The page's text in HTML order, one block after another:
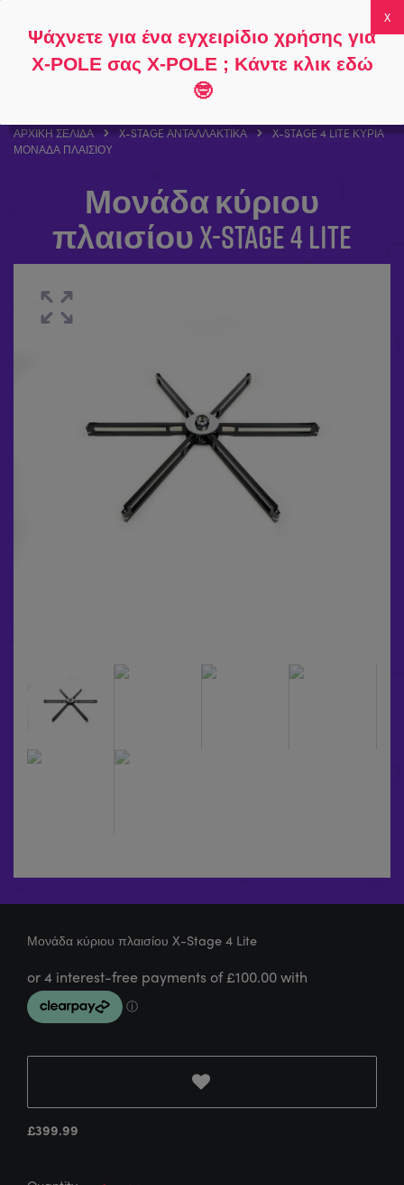
το
το
ερωτήσεις
μου
ΑΡΧΙΚΉ ΣΕΛΊΔΑ X-STAGE ΑΝΤΑΛΛΑΚΤΙΚΆ
X-STAGE 4 LITE ΚΎΡΙΑ
ΜΟΝΆΔΑ ΠΛΑΙΣΊΟΥ
Μονάδα κύριου
πλαισίου X-Stage 4 Lite
Μονάδα κύριου πλαισίου X-Stage 4 Lite
£399.99
Ψάχνετε για ένα εγχειρίδιο χρήσης για
X-POLE σας X-POLE ; Κάντε κλικ εδώ
🤓